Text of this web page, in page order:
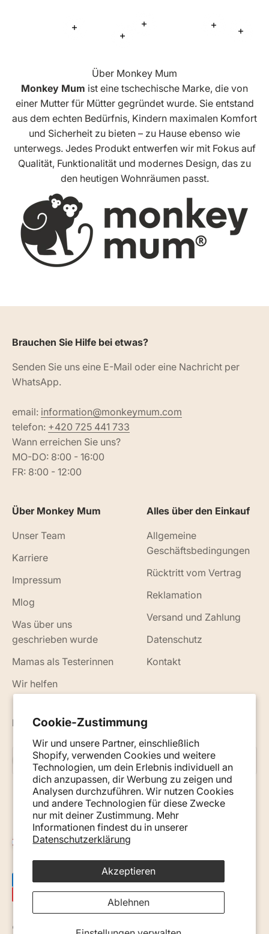
Cookie-Zustimmung
Wir und unsere Partner, einschließlich
Shopify, verwenden Cookies und weitere
Technologien, um dein Erlebnis individuell an
dich anzupassen, dir Werbung zu zeigen und
Analysen durchzuführen. Wir nutzen Cookies
und andere Technologien für diese Zwecke
nur mit deiner Zustimmung. Mehr
Informationen findest du in unserer
Datenschutzerklärung
Akzeptieren
Ablehnen
Mehr
Mehr InformationenMehr Informationen
Über Monkey Mum
Monkey Mum ist eine tschechische Marke, die von
einer Mutter für Mütter gegründet wurde. Sie entstand
aus dem echten Bedürfnis, Kindern maximalen Komfort
und Sicherheit zu bieten – zu Hause ebenso wie
unterwegs. Jedes Produkt entwerfen wir mit Fokus auf
Qualität, Funktionalität und modernes Design, das zu
den heutigen Wohnräumen passt.
Brauchen Sie Hilfe bei etwas?
Senden Sie uns eine E-Mail oder eine Nachricht per
WhatsApp.
email: information@monkeymum.com
telefon: +420 725 441 733
Wann erreichen Sie uns?
MO-DO: 8:00 - 16:00
FR: 8:00 - 12:00
Über Monkey Mum
Unser Team
Karriere
Impressum
Mlog
Was über uns
geschrieben wurde
Mamas als Testerinnen
Wir helfen
Alles über den Einkauf
Allgemeine
Geschäftsbedingungen
Rücktritt vom Vertrag
Reklamation
Versand und Zahlung
Datenschutz
Kontakt
Neuigkeiten, Ratschläge und Tipps per E-Mail
E-Mail
Abonnieren
Österreich (EUR €)
© 2026, Monkey Mum. · Site by Ecommerce Pot